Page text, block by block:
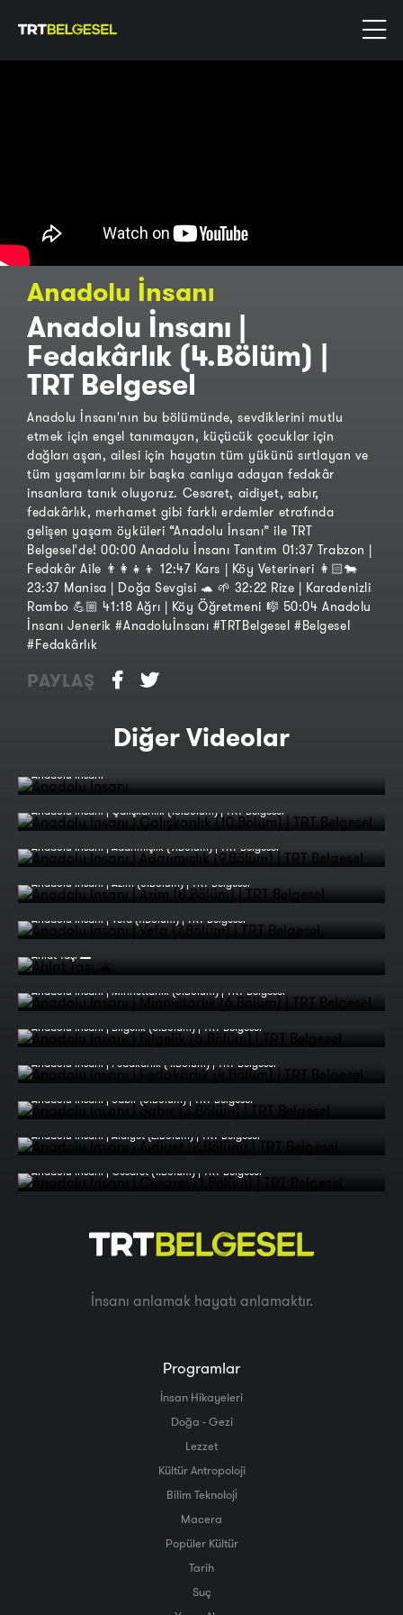
Anadolu İnsanı
Anadolu İnsanı |
Fedakârlık (4.Bölüm) |
TRT Belgesel
Anadolu İnsanı'nın bu bölümünde, sevdiklerini mutlu
etmek için engel tanımayan, küçücük çocuklar için
dağları aşan, ailesi için hayatın tüm yükünü sırtlayan ve
tüm yaşamlarını bir başka canlıya adayan fedakâr
insanlara tanık oluyoruz. Cesaret, aidiyet, sabır,
fedakârlık, merhamet gibi farklı erdemler etrafında
gelişen yaşam öyküleri “Anadolu İnsanı” ile TRT
Belgesel'de! 00:00 Anadolu İnsanı Tanıtım 01:37 Trabzon |
Fedakâr Aile 👨‍👩‍👧‍👦 12:47 Kars | Köy Veterineri 👩🏻🐄
23:37 Manisa | Doğa Sevgisi 🐢 🌱 32:22 Rize | Karadenizli
Rambo 💪🏼 41:18 Ağrı | Köy Öğretmeni 🎼 50:04 Anadolu
İnsanı Jenerik #Anadoluİnsanı #TRTBelgesel #Belgesel
#Fedakârlık
PAYLAŞ
Diğer Videolar
Anadolu İnsanı
Anadolu İnsanı | Çalışkanlık (10.Bölüm) | TRT Belgesel
Anadolu İnsanı | Adanmışlık (9.Bölüm) | TRT Belgesel
Anadolu İnsanı | Azim (8.Bölüm) | TRT Belgesel
Anadolu İnsanı | Vefa (7.Bölüm) | TRT Belgesel
Ahlat Taşı 🌋
Anadolu İnsanı | Minnettarlık (6.Bölüm) | TRT Belgesel
Anadolu İnsanı | Bilgelik (5.Bölüm) | TRT Belgesel
Anadolu İnsanı | Fedakârlık (4.Bölüm) | TRT Belgesel
Anadolu İnsanı | Sabır (3.Bölüm) | TRT Belgesel
Anadolu İnsanı | Aidiyet (2.Bölüm) | TRT Belgesel
Anadolu İnsanı | Cesaret (1.Bölüm) | TRT Belgesel
İnsanı anlamak hayatı anlamaktır.
Programlar
İnsan Hikayeleri
Doğa - Gezi
Lezzet
Kültür Antropoloji
Bilim Teknoloji̇
Macera
Popüler Kültür
Tarih
Suç